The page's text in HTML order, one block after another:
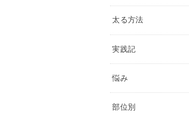
太る方法
実践記
悩み
部位別